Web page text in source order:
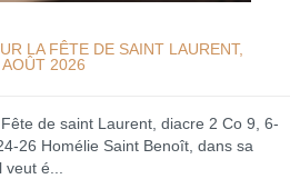
LA FÊTE DE SAINT LAURENT,
2026
de saint Laurent, diacre 2 Co 9, 6-
26 Homélie Saint Benoît, dans sa
veut é...